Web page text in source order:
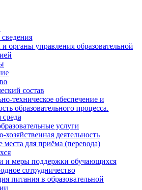
и органы управления образовательной
состав
техническое обеспечение и
образовательного процесса.
среда
услуги
деятельность
места для приёма (перевода)
и меры поддержки обучающихся
сотрудничество
питания в образовательной